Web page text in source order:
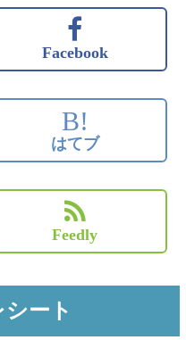
Facebook
B!
はてブ
Feedly
ート